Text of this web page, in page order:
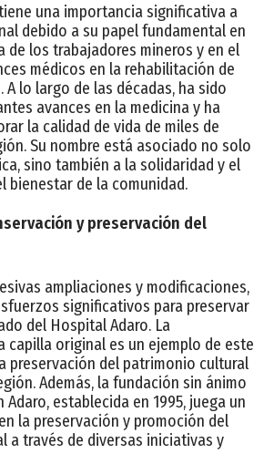
una importancia significativa a
debido a su papel fundamental en
de los trabajadores mineros y en el
médicos en la rehabilitación de
A lo largo de las décadas, ha sido
avances en la medicina y ha
la calidad de vida de miles de
Su nombre está asociado no solo
sino también a la solidaridad y el
bienestar de la comunidad.
y preservación del
ampliaciones y modificaciones,
significativos para preservar
del Hospital Adaro. La
capilla original es un ejemplo de este
preservación del patrimonio cultural
Además, la fundación sin ánimo
Adaro, establecida en 1995, juega un
la preservación y promoción del
a través de diversas iniciativas y